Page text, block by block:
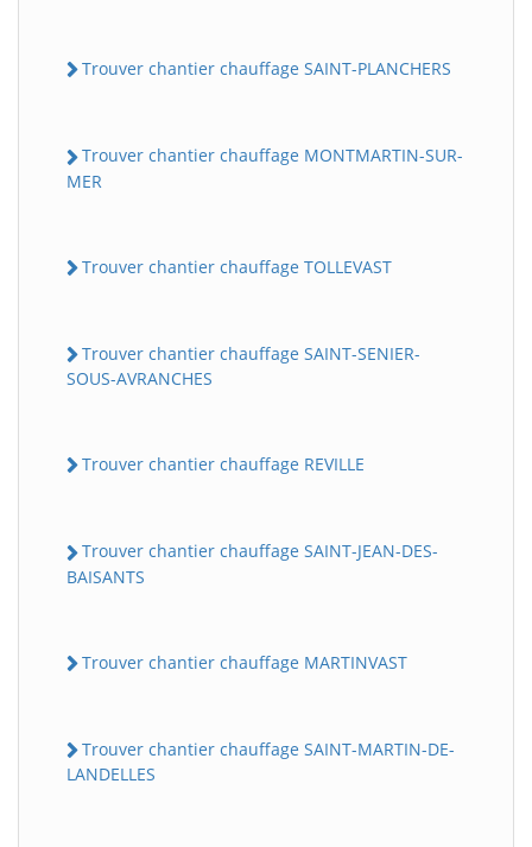
Trouver chantier chauffage SAINT-PLANCHERS
Trouver chantier chauffage MONTMARTIN-SUR-
MER
Trouver chantier chauffage TOLLEVAST
Trouver chantier chauffage SAINT-SENIER-
SOUS-AVRANCHES
Trouver chantier chauffage REVILLE
Trouver chantier chauffage SAINT-JEAN-DES-
BAISANTS
Trouver chantier chauffage MARTINVAST
Trouver chantier chauffage SAINT-MARTIN-DE-
LANDELLES